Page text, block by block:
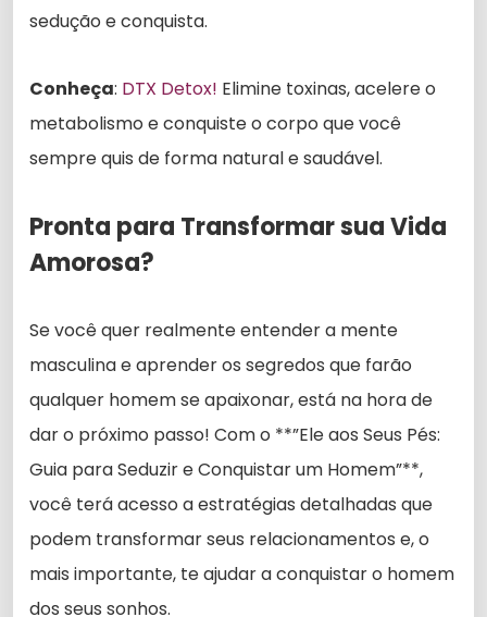
sedução e conquista.
Conheça: DTX Detox! Elimine toxinas, acelere o
metabolismo e conquiste o corpo que você
sempre quis de forma natural e saudável.
Pronta para Transformar sua Vida
Amorosa?
Se você quer realmente entender a mente
masculina e aprender os segredos que farão
qualquer homem se apaixonar, está na hora de
dar o próximo passo! Com o **”Ele aos Seus Pés:
Guia para Seduzir e Conquistar um Homem”**,
você terá acesso a estratégias detalhadas que
podem transformar seus relacionamentos e, o
mais importante, te ajudar a conquistar o homem
dos seus sonhos.